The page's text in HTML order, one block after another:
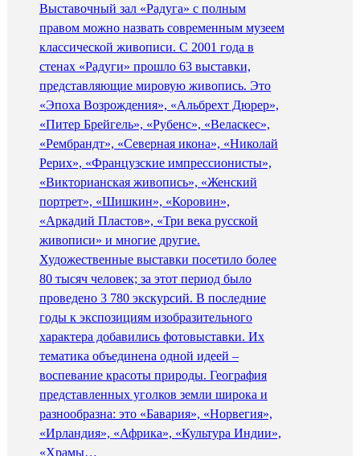
Выставочный зал «Радуга» с полным
правом можно назвать современным музеем
классической живописи. С 2001 года в
стенах «Радуги» прошло 63 выставки,
представляющие мировую живопись. Это
«Эпоха Возрождения», «Альбрехт Дюрер»,
«Питер Брейгель», «Рубенс», «Веласкес»,
«Рембрандт», «Северная икона», «Николай
Рерих», «Французские импрессионисты»,
«Викторианская живопись», «Женский
портрет», «Шишкин», «Коровин»,
«Аркадий Пластов», «Три века русской
живописи» и многие другие.
Художественные выставки посетило более
80 тысяч человек; за этот период было
проведено 3 780 экскурсий. В последние
годы к экспозициям изобразительного
характера добавились фотовыставки. Их
тематика объединена одной идеей –
воспевание красоты природы. География
представленных уголков земли широка и
разнообразна: это «Бавария», «Норвегия»,
«Ирландия», «Африка», «Культура Индии»,
«Храмы…